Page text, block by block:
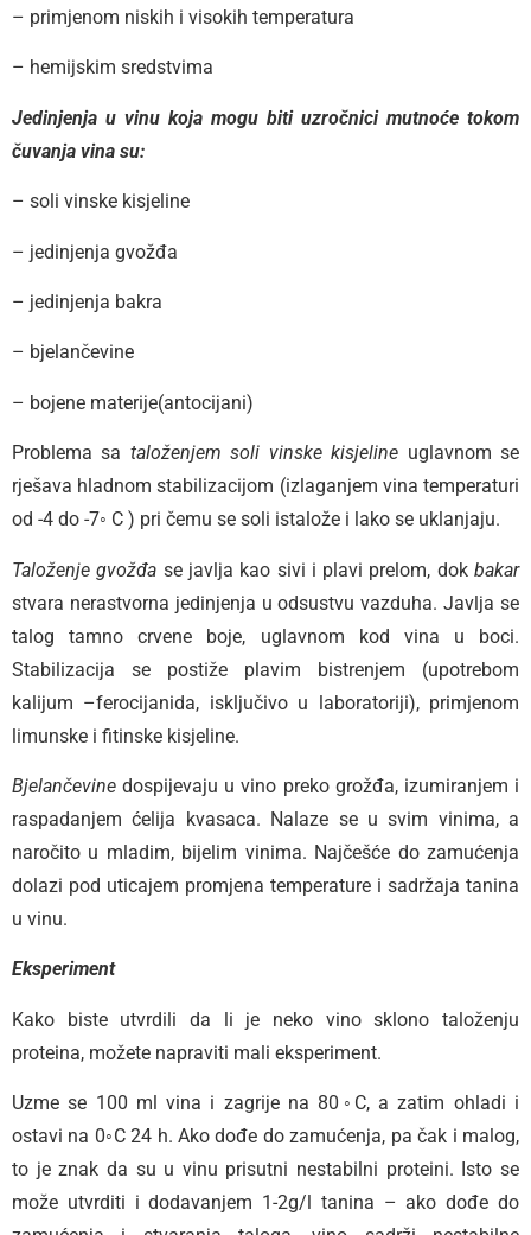
– primjenom niskih i visokih temperatura
– hemijskim sredstvima
Jedinjenja u vinu koja mogu biti uzročnici mutnoće tokom
čuvanja vina su:
– soli vinske kisjeline
– jedinjenja gvožđa
– jedinjenja bakra
– bjelančevine
– bojene materije(antocijani)
Problema sa taloženjem soli vinske kisjeline uglavnom se
rješava hladnom stabilizacijom (izlaganjem vina temperaturi
od -4 do -7◦ C ) pri čemu se soli istalože i lako se uklanjaju.
Taloženje gvožđa se javlja kao sivi i plavi prelom, dokbakar
stvara nerastvorna jedinjenja u odsustvu vazduha. Javlja se
talog tamno crvene boje, uglavnom kod vina u boci.
Stabilizacija se postiže plavim bistrenjem (upotrebom
kalijum –ferocijanida, isključivo u laboratoriji), primjenom
limunske i fitinske kisjeline.
Bjelančevine dospijevaju u vino preko grožđa, izumiranjem i
raspadanjem ćelija kvasaca. Nalaze se u svim vinima, a
naročito u mladim, bijelim vinima. Najčešće do zamućenja
dolazi pod uticajem promjena temperature i sadržaja tanina
u vinu.
Eksperiment
Kako biste utvrdili da li je neko vino sklono taloženju
proteina, možete napraviti mali eksperiment.
Uzme se 100 ml vina i zagrije na 80◦C, a zatim ohladi i
ostavi na 0◦C 24 h. Ako dođe do zamućenja, pa čak i malog,
to je znak da su u vinu prisutni nestabilni proteini. Isto se
može utvrditi i dodavanjem 1-2g/l tanina – ako dođe do